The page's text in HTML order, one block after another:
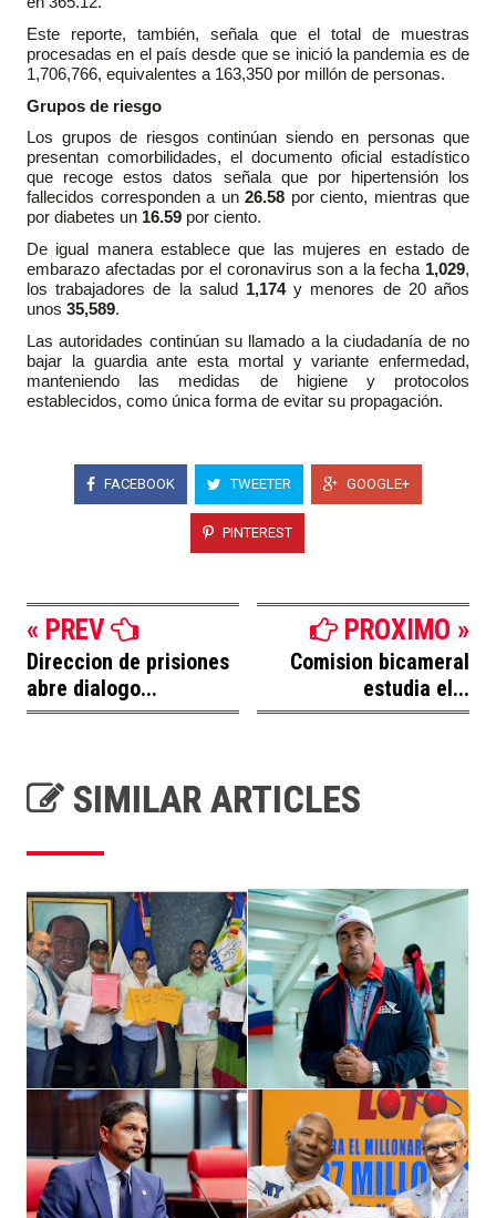
Este reporte, también, señala que el total de muestras
procesadas en el país desde que se inició la pandemia es de
1,706,766, equivalentes a 163,350 por millón de personas.
Grupos de riesgo
Los grupos de riesgos continúan siendo en personas que
presentan comorbilidades, el documento oficial estadístico
que recoge estos datos señala que por hipertensión los
fallecidos corresponden a un 26.58 por ciento, mientras que
por diabetes un 16.59 por ciento.
De igual manera establece que las mujeres en estado de
embarazo afectadas por el coronavirus son a la fecha 1,029,
los trabajadores de la salud 1,174y menores de 20 años
unos 35,589.
Las autoridades continúan su llamado a la ciudadanía de no
bajar la guardia ante esta mortal y variante enfermedad,
manteniendo las medidas de higiene y protocolos
establecidos, como única forma de evitar su propagación.
FACEBOOK TWEETER GOOGLE+
PINTEREST
« PREV
Direccion de prisiones
abre dialogo...
PROXIMO »
Comision bicameral
estudia el...
SIMILAR ARTICLES